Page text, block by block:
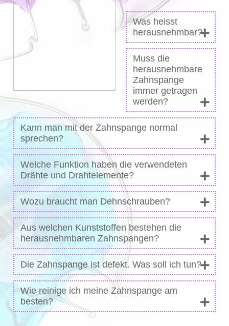
Was heisst
herausnehmbar?
Muss die
herausnehmbare
Zahnspange
immer getragen
werden?
Kann man mit der Zahnspange normal
sprechen?
Welche Funktion haben die verwendeten
Drähte und Drahtelemente?
Wozu braucht man Dehnschrauben?
Aus welchen Kunststoffen bestehen die
herausnehmbaren Zahnspangen?
Die Zahnspange ist defekt. Was soll ich tun?
Wie reinige ich meine Zahnspange am
besten?